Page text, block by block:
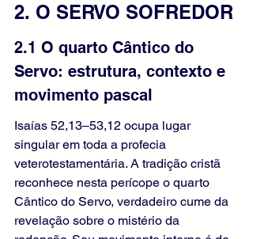
2. O SERVO SOFREDOR
2.1 O quarto Cântico do
Servo: estrutura, contexto e
movimento pascal
Isaías 52,13–53,12 ocupa lugar
singular em toda a profecia
veterotestamentária. A tradição cristã
reconhece nesta perícope o quarto
Cântico do Servo, verdadeiro cume da
revelação sobre o mistério da